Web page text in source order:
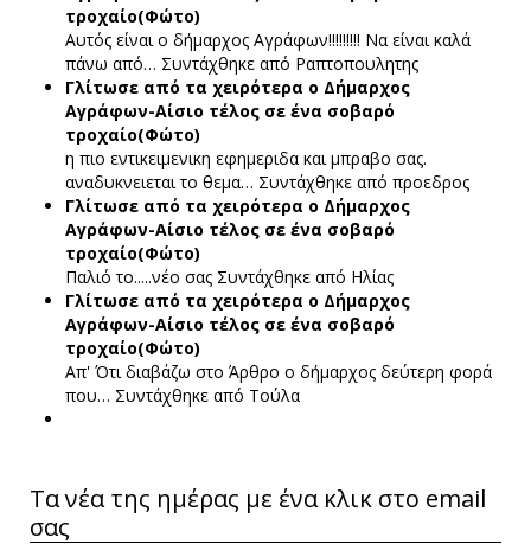
τροχαίο(Φώτο)
Αυτός είναι ο δήμαρχος Αγράφων!!!!!!!!! Να είναι καλά
πάνω από… Συντάχθηκε από Ραπτοπουλητης
Γλίτωσε από τα χειρότερα ο Δήμαρχος
Αγράφων-Αίσιο τέλος σε ένα σοβαρό
τροχαίο(Φώτο)
η πιο εντικειμενικη εφημεριδα και μπραβο σας.
αναδυκνειεται το θεμα… Συντάχθηκε από προεδρος
Γλίτωσε από τα χειρότερα ο Δήμαρχος
Αγράφων-Αίσιο τέλος σε ένα σοβαρό
τροχαίο(Φώτο)
Παλιό το.....νέο σας Συντάχθηκε από Ηλίας
Γλίτωσε από τα χειρότερα ο Δήμαρχος
Αγράφων-Αίσιο τέλος σε ένα σοβαρό
τροχαίο(Φώτο)
Απ' Ότι διαβάζω στο Άρθρο ο δήμαρχος δεύτερη φορά
που… Συντάχθηκε από Τούλα
Τα νέα της ημέρας με ένα κλικ στο email
σας